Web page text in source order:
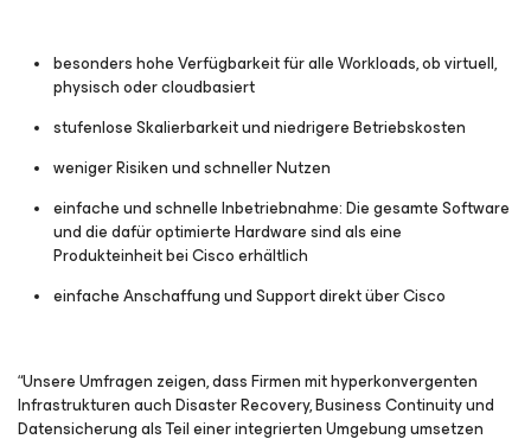
besonders hohe Verfügbarkeit für alle Workloads, ob virtuell,
physisch oder cloudbasiert
stufenlose Skalierbarkeit und niedrigere Betriebskosten
weniger Risiken und schneller Nutzen
einfache und schnelle Inbetriebnahme: Die gesamte Software
und die dafür optimierte Hardware sind als eine
Produkteinheit bei Cisco erhältlich
einfache Anschaffung und Support direkt über Cisco
“Unsere Umfragen zeigen, dass Firmen mit hyperkonvergenten
Infrastrukturen auch Disaster Recovery, Business Continuity und
Datensicherung als Teil einer integrierten Umgebung umsetzen